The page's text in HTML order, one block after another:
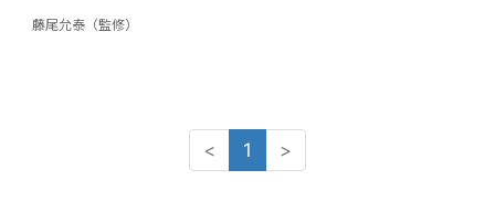
藤尾允泰（監修）
< 1 >